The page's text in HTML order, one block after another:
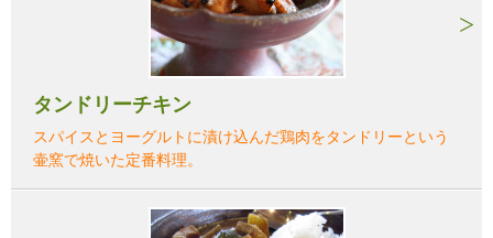
タンドリーチキン
スパイスとヨーグルトに漬け込んだ鶏肉をタンドリーという
壷窯で焼いた定番料理。